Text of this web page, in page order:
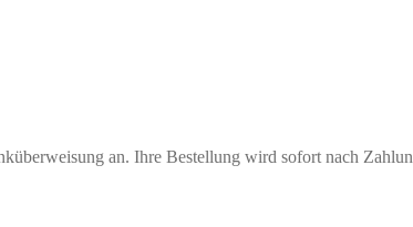
an. Ihre Bestellung wird sofort nach